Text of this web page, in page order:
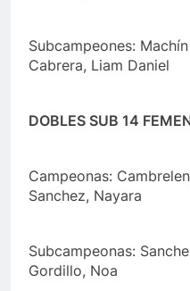
Subcampeones:
Cabrera, Liam Daniel
DOBLES SUB 14
Campeonas:
Sanchez, Nayara
Subcampeonas:
Gordillo, Noa